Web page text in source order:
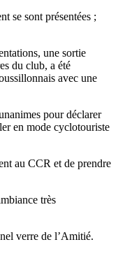
se sont présentées ;
une sortie
du club, a été
avec une
pour déclarer
en mode cyclotouriste
au CCR et de prendre
très
verre de l’Amitié.